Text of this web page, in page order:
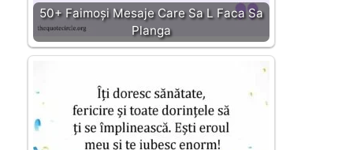
50+ Faimoși Mesaje Care Sa L Faca Sa
Planga